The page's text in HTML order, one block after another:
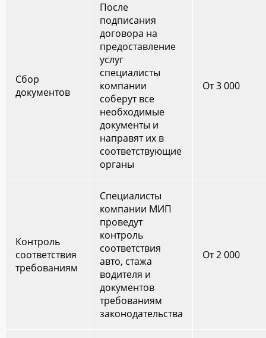
Сбор
документов
После
подписания
договора на
предоставление
услуг
специалисты
компании
соберут все
необходимые
документы и
направят их в
соответствующие
органы
От 3 000
Контроль
соответствия
требованиям
Специалисты
компании МИП
проведут
контроль
соответствия
авто, стажа
водителя и
документов
требованиям
законодательства
От 2 000